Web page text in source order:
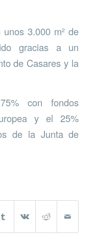
3.000 m² de
gracias a un
de Casares y la
con fondos
y el 25%
de la Junta de